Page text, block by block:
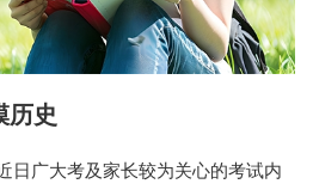
历史
日广大考及家长较为关心的考试内